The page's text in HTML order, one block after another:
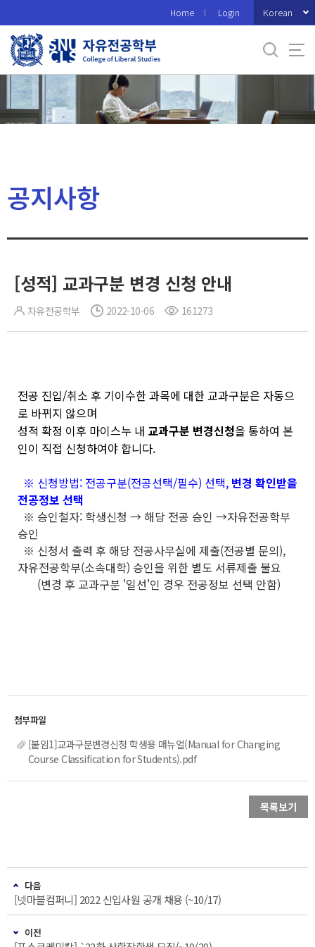
로
메
Home Login Korean
공지사항
[성적] 교과구분 변경 신청 안내
자유전공학부 2022-10-06 161273
전공 진입/취소 후 기이수한 과목에 대한 교과구분은 자동으
로 바뀌지 않으며
성적 확정 이후 마이스누 내 교과구분 변경신청을 통하여 본
인이 직접 신청하여야 합니다.
※ 신청방법: 전공구분(전공선택/필수) 선택, 변경 확인받을
전공정보 선택
※ 승인철자: 학생신청 → 해당 전공 승인 →자유전공학부
승인
※ 신청서 출력 후 해당 전공사무실에 제출(전공별 문의),
자유전공학부(소속대학) 승인을 위한 별도 서류제출 불요
(변경 후 교과구분 '일선'인 경우 전공정보 선택 안함)
[붙임1]교과구분변경신청 학생용 매뉴얼(Manual for Changing
Course Classification for Students).pdf
목록보기
다음
[넷마블컴퍼니] 2022 신입사원 공개 채용 (~10/17)
이전